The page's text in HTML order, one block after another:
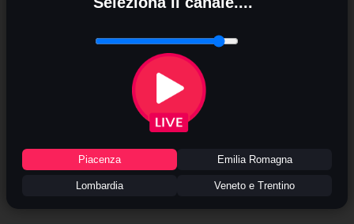
Piacenza Emilia Romagna
Lombardia Veneto e Trentino